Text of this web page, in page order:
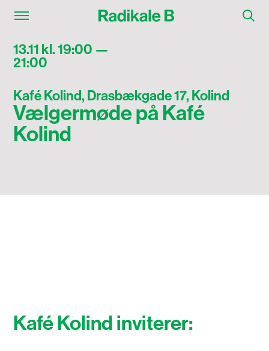
13.11 kl. 19:00 —
21:00
Kafé Kolind, Drasbækgade 17, Kolind
Vælgermøde på Kafé
Kolind
Kafé Kolind inviterer: